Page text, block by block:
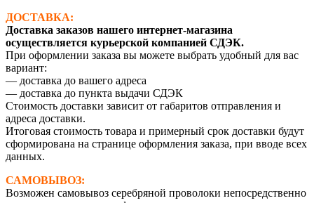
ДОСТАВКА:
Доставка заказов нашего интернет-магазина
осуществляется курьерской компанией СДЭК.
При оформлении заказа вы можете выбрать удобный для вас
вариант:
— доставка до вашего адреса
— доставка до пункта выдачи СДЭК
Стоимость доставки зависит от габаритов отправления и
адреса доставки.
Итоговая стоимость товара и примерный срок доставки будут
сформирована на странице оформления заказа, при вводе всех
данных.
САМОВЫВОЗ:
Возможен самовывоз серебряной проволоки непосредственно